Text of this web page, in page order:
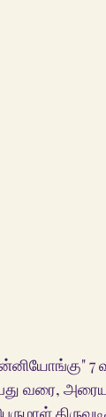
7
வரை,